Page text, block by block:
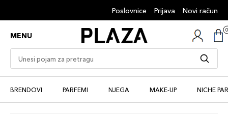
Poslovnice Prijava Novi račun
MENU
BRENDOVI PARFEMI NJEGA MAKE-UP NICHE